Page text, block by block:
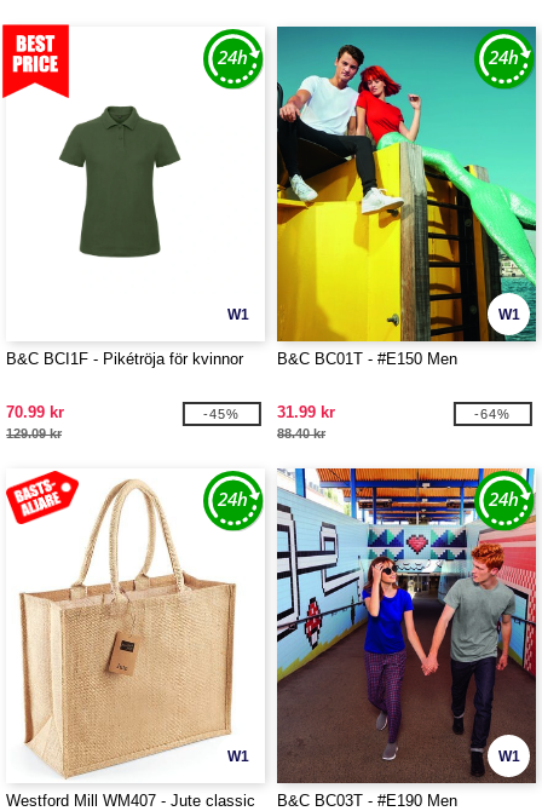
W1
B&C BCI1F - Pikétröja för kvinnor
70.99 kr
129.09 kr
-45%
W1
B&C BC01T - #E150 Men
31.99 kr
88.40 kr
-64%
W1
Westford Mill WM407 - Jute classic
W1
B&C BC03T - #E190 Men